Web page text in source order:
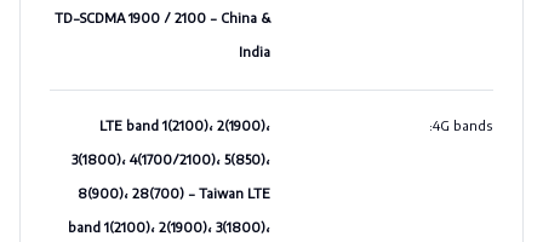
TD-SCDMA 1900 / 2100 - China &
India
4G bands
:
LTE band 1(2100)، 2(1900)،
3(1800)، 4(1700/2100)، 5(850)،
8(900)، 28(700) - Taiwan LTE
band 1(2100)، 2(1900)، 3(1800)،